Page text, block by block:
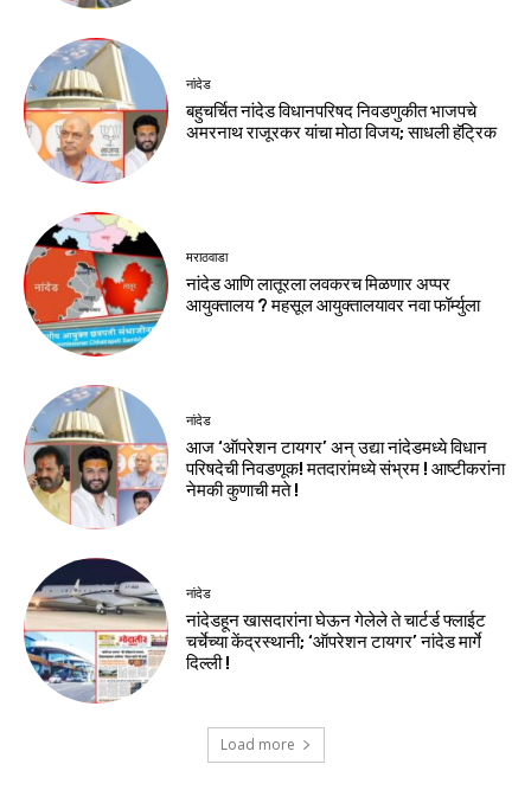
नांदेड
बहुचर्चित नांदेड विधानपरिषद निवडणुकीत भाजपचे
अमरनाथ राजूरकर यांचा मोठा विजय; साधली हॅट्रिक
मराठवाडा
नांदेड आणि लातूरला लवकरच मिळणार अप्पर
आयुक्तालय ? महसूल आयुक्तालयावर नवा फॉर्म्युला
नांदेड
आज ‘ऑपरेशन टायगर’ अन् उद्या नांदेडमध्ये विधान
परिषदेची निवडणूक! मतदारांमध्ये संभ्रम ! आष्टीकरांना
नेमकी कुणाची मते !
नांदेड
नांदेडहून खासदारांना घेऊन गेलेले ते चार्टर्ड फ्लाईट
चर्चेच्या केंद्रस्थानी; ‘ऑपरेशन टायगर’ नांदेड मार्गे
दिल्ली !
Load more